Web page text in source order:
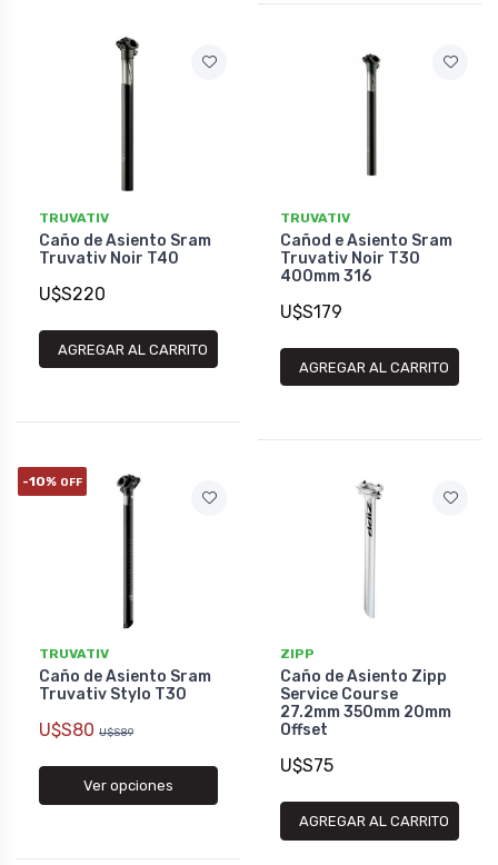
TRUVATIV
Caño de Asiento Sram
Truvativ Noir T40
U$S220
AGREGAR AL CARRITO
TRUVATIV
Cañod e Asiento Sram
Truvativ Noir T30
400mm 316
U$S179
AGREGAR AL CARRITO
-10% OFF
TRUVATIV
Caño de Asiento Sram
Truvativ Stylo T30
U$S80 U$S89
Ver opciones
ZIPP
Caño de Asiento Zipp
Service Course
27.2mm 350mm 20mm
Offset
U$S75
AGREGAR AL CARRITO